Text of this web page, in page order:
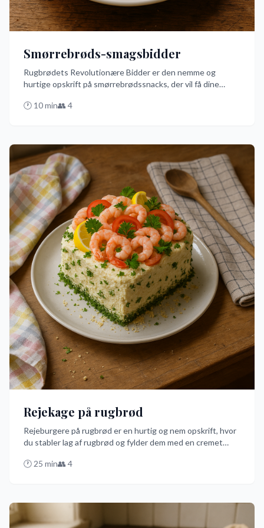
Smørrebrøds-smagsbidder
Rugbrødets Revolutionære Bidder er den nemme og
hurtige opskrift på smørrebrødssnacks, der vil få dine
syltede sild, rejer og oksebøf på rugbrød, er dette den
🕐 10min👥 4
Rejekage på rugbrød
Rejeburgere på rugbrød er en hurtig og nem opskrift, hvor
du stabler lag af rugbrød og fylder dem med en cremet
tilberedningstid på kun 5 minutter er dette den bedste
traditionelle smørrebrødskage og nyd den med et smil!
🕐 25 min👥 4